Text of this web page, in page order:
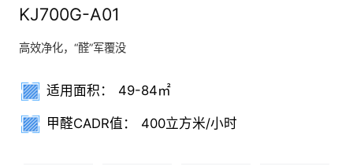
KJ700G-A01
高效净化，“醛”军覆没
适用面积： 49-84㎡
甲醛CADR值： 400立方米/小时